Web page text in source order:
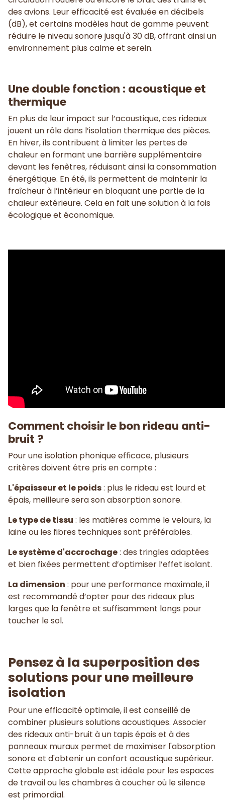
des avions. Leur efficacité est évaluée en décibels
(dB), et certains modèles haut de gamme peuvent
réduire le niveau sonore jusqu'à 30 dB, offrant ainsi un
environnement plus calme et serein.
Une double fonction : acoustique et
thermique
En plus de leur impact sur l’acoustique, ces rideaux
jouent un rôle dans l’isolation thermique des pièces.
En hiver, ils contribuent à limiter les pertes de
chaleur en formant une barrière supplémentaire
devant les fenêtres, réduisant ainsi la consommation
énergétique. En été, ils permettent de maintenir la
fraîcheur à l’intérieur en bloquant une partie de la
chaleur extérieure. Cela en fait une solution à la fois
écologique et économique.
Comment choisir le bon rideau anti-
bruit ?
Pour une isolation phonique efficace, plusieurs
critères doivent être pris en compte :
L'épaisseur et le poids: plus le rideau est lourd et
épais, meilleure sera son absorption sonore.
Le type de tissu : les matières comme le velours, la
laine ou les fibres techniques sont préférables.
Le système d'accrochage: des tringles adaptées
et bien fixées permettent d’optimiser l’effet isolant.
La dimension : pour une performance maximale, il
est recommandé d’opter pour des rideaux plus
larges que la fenêtre et suffisamment longs pour
toucher le sol.
Pensez à la superposition des
solutions pour une meilleure
isolation
Pour une efficacité optimale, il est conseillé de
combiner plusieurs solutions acoustiques. Associer
des rideaux anti-bruit à un tapis épais et à des
panneaux muraux permet de maximiser l'absorption
sonore et d'obtenir un confort acoustique supérieur.
Cette approche globale est idéale pour les espaces
de travail ou les chambres à coucher où le silence
est primordial.